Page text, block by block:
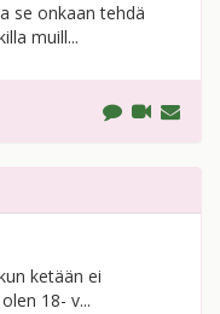
se onkaan tehdä
muill...
ketään ei
18- v...